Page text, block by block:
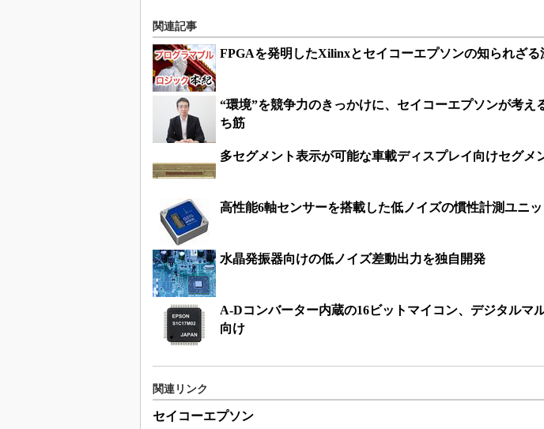
関連記事
FPGAを発明したXilinxとセイコーエプソンの知られざる
“環境”を競争力のきっかけに、セイコーエプソンが考え
ち筋
多セグメント表示が可能な車載ディスプレイ向けセグメ
高性能6軸センサーを搭載した低ノイズの慣性計測ユニッ
水晶発振器向けの低ノイズ差動出力を独自開発
A-Dコンバーター内蔵の16ビットマイコン、デジタルマ
向け
関連リンク
セイコーエプソン